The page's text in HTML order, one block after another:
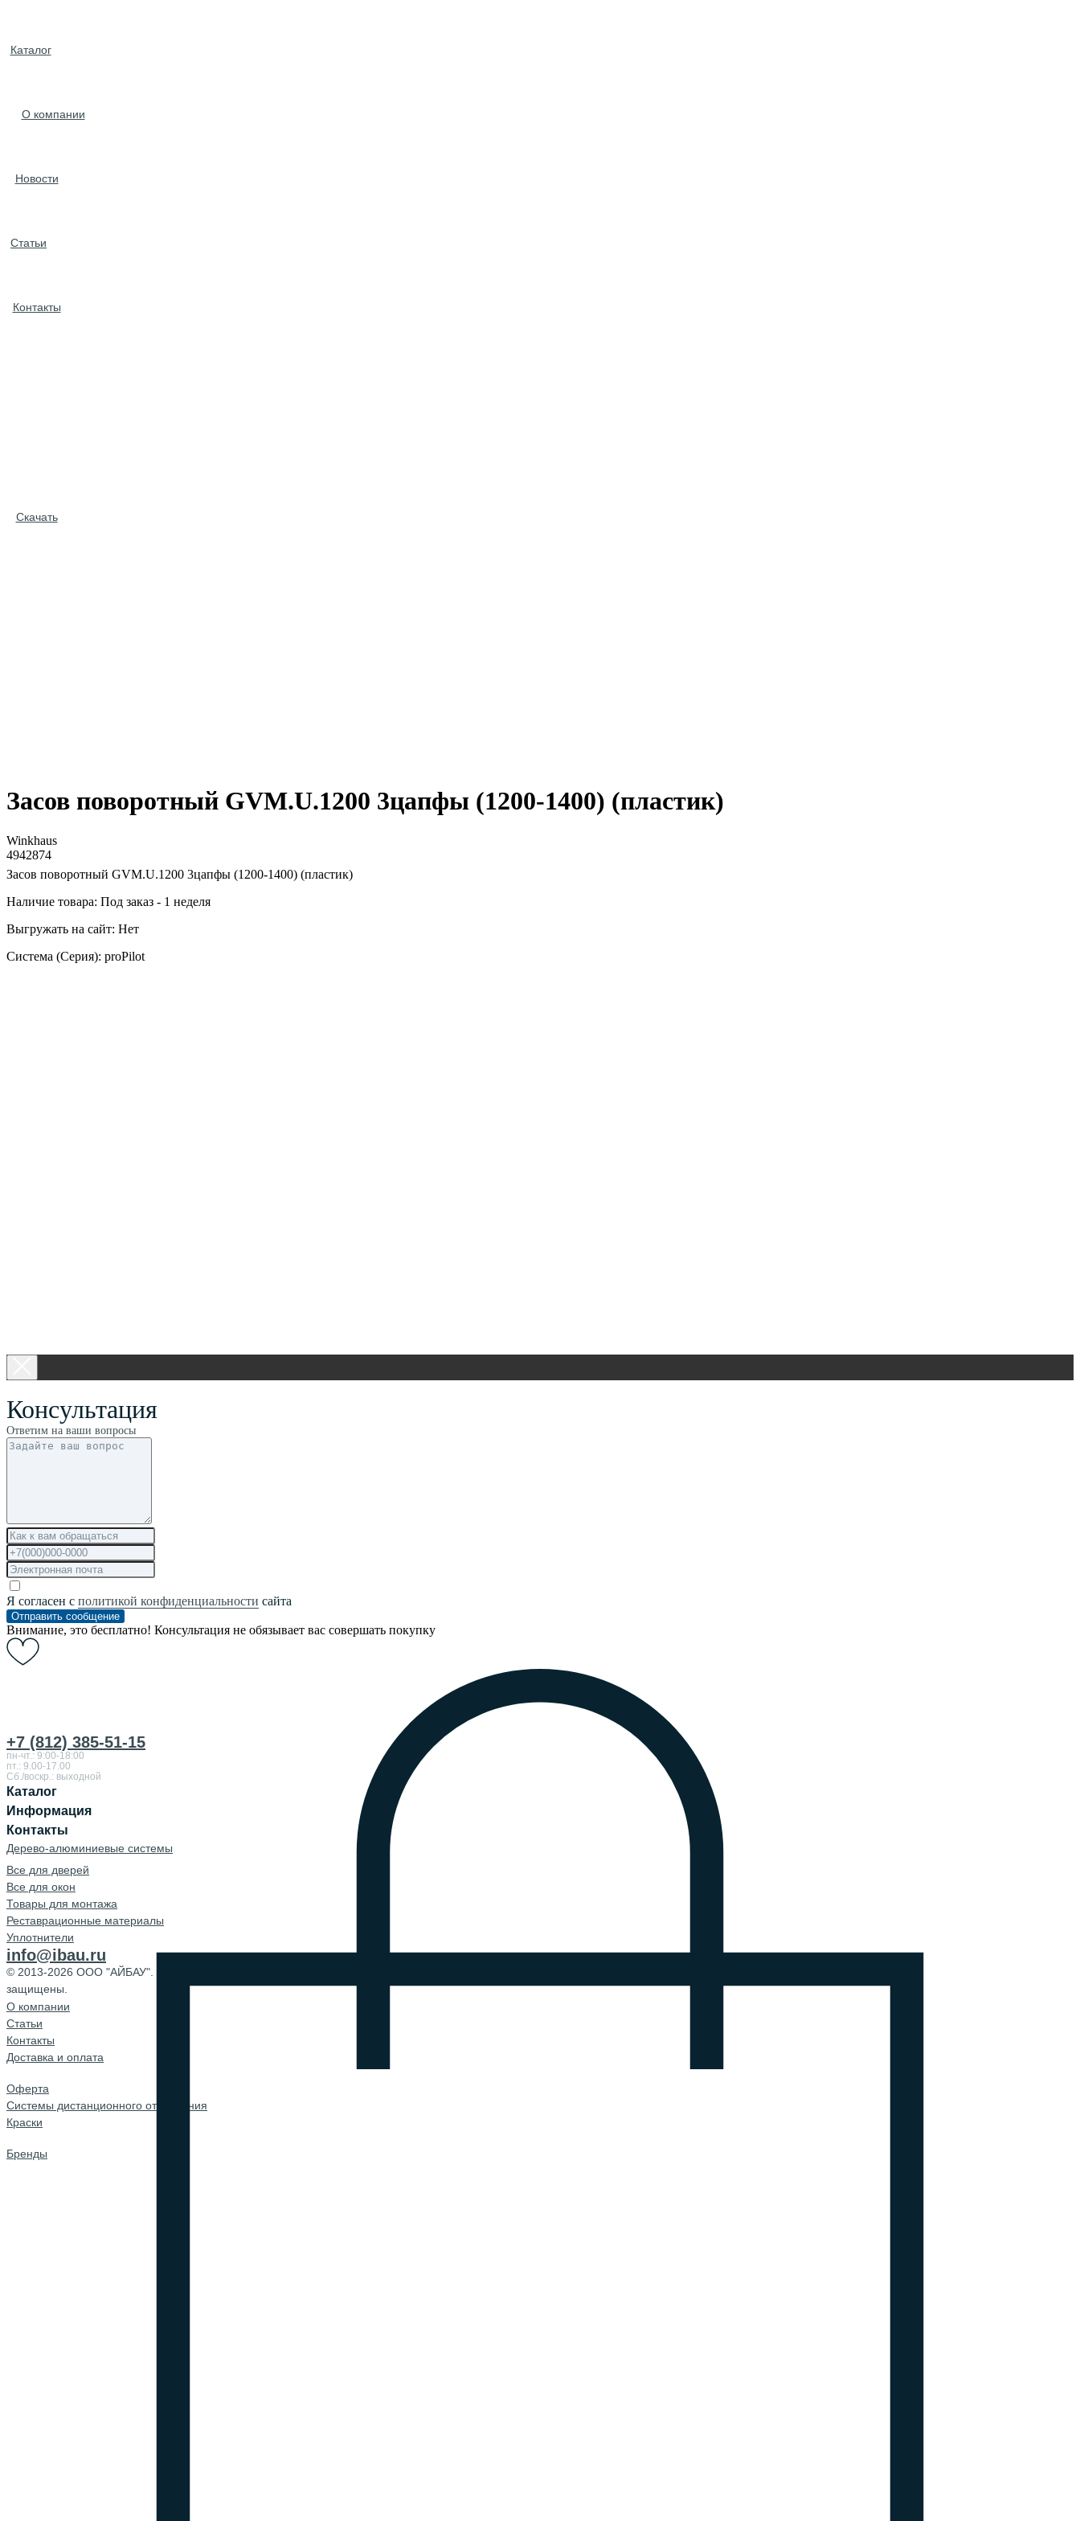
Каталог
О компании
Новости
Статьи
Контакты
Скачать
Засов поворотный GVM.U.1200 3цапфы (1200-1400) (пластик)
Winkhaus
4942874
Засов поворотный GVM.U.1200 3цапфы (1200-1400) (пластик)
Наличие товара: Под заказ - 1 неделя
Выгружать на сайт: Нет
Система (Серия): proPilot
+7 (812) 385-51-15
пн-чт.: 9:00-18:00
пт.: 9.00-17.00
Сб./воскр.: выходной
Каталог
Информация
Контакты
Дерево-алюминиевые системы
Все для дверей
Все для окон
Товары для монтажа
Реставрационные материалы
Уплотнители
info@ibau.ru
© 2013-2026 ООО "АЙБАУ". Все права
защищены.
О компании
Cтатьи
Контакты
Доставка и оплата
Оферта
Системы дистанционного открывания
Краски
Бренды
Консультация
Ответим на ваши вопросы
Я согласен с политикой конфиденциальности сайта
Отправить сообщение
Внимание, это бесплатно! Консультация не обязывает вас совершать покупку